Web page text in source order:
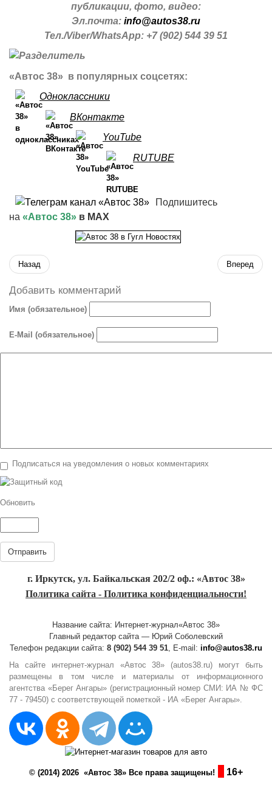
публикации, фото, видео:
Эл.почта: info@autos38.ru
Тел./Viber/WhatsApp: +7 (902) 544 39 51
«Автос 38» в популярных соцсетях:
Одноклассники
ВКонтакте
YouTube
RUTUBE
Подпишитесь
на «Автос 38» в MAX
Назад Вперед
Добавить комментарий
Имя (обязательное)
E-Mail (обязательное)
Подписаться на уведомления о новых комментариях
Обновить
Отправить
г. Иркутск, ул. Байкальская 202/2 оф.: «Автос 38»
Политика сайта - Политика конфиденциальности!
Название сайта: Интернет-журнал«Автос 38»
Главный редактор сайта — Юрий Соболевский
Телефон редакции сайта: 8 (902) 544 39 51 , E-mail: info@autos38.ru
На сайте интернет-журнал «Автос 38» (autos38.ru) могут быть
размещены в том числе и материалы от информационного
агентства «Берег Ангары» (регистрационный номер СМИ: ИА № ФС
77 - 79450) с соответствующей пометкой - ИА «Берег Ангары».
© (2014) 2026 «Автос 38» Все права защищены! 16+